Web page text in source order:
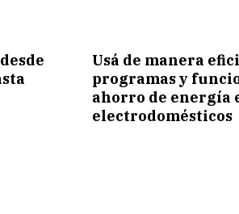
Usá de manera
programas y
ahorro de energía
electrodomésticos